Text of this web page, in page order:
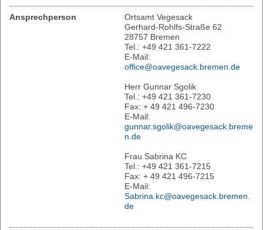
Ansprechperson
Ortsamt Vegesack
Gerhard-Rohlfs-Straße 62
28757 Bremen
Tel.: +49 421 361-7222
E-Mail:
office@oavegesack.bremen.de
Herr Gunnar Sgolik
Tel.: +49 421 361-7230
Fax: + 49 421 496-7230
E-Mail:
gunnar.sgolik@oavegesack.breme
n.de
Frau Sabrina KC
Tel.: +49 421 361-7215
Fax: + 49 421 496-7215
E-Mail:
Sabrina.kc@oavegesack.bremen.
de